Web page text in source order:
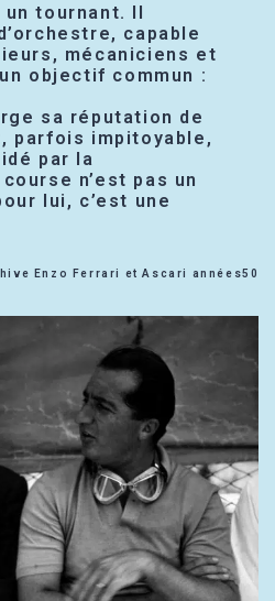
un tournant. Il
capable
mécaniciens et
objectif commun :
sa réputation de
parfois impitoyable,
par la
n’est pas un
lui, c’est une
Enzo Ferrari et Ascari années50